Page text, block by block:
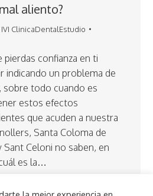
aliento?
IVI ClinicaDentalEstudio
pierdas confianza en ti
indicando un problema de
sobre todo cuando es
estos efectos
que acuden a nuestra
Santa Coloma de
Celoni no saben, en
es la…